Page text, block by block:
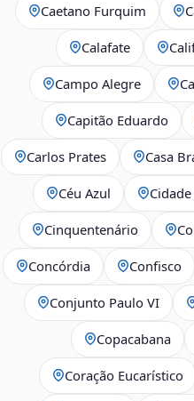
Caetano Furquim
Calafate
Campo Alegre
Capitão Eduardo
Carlos Prates Casa
Céu Azul
Cinquentenário
Concórdia Confisco
Conjunto Paulo VI
Copacabana
Coração Eucarístico